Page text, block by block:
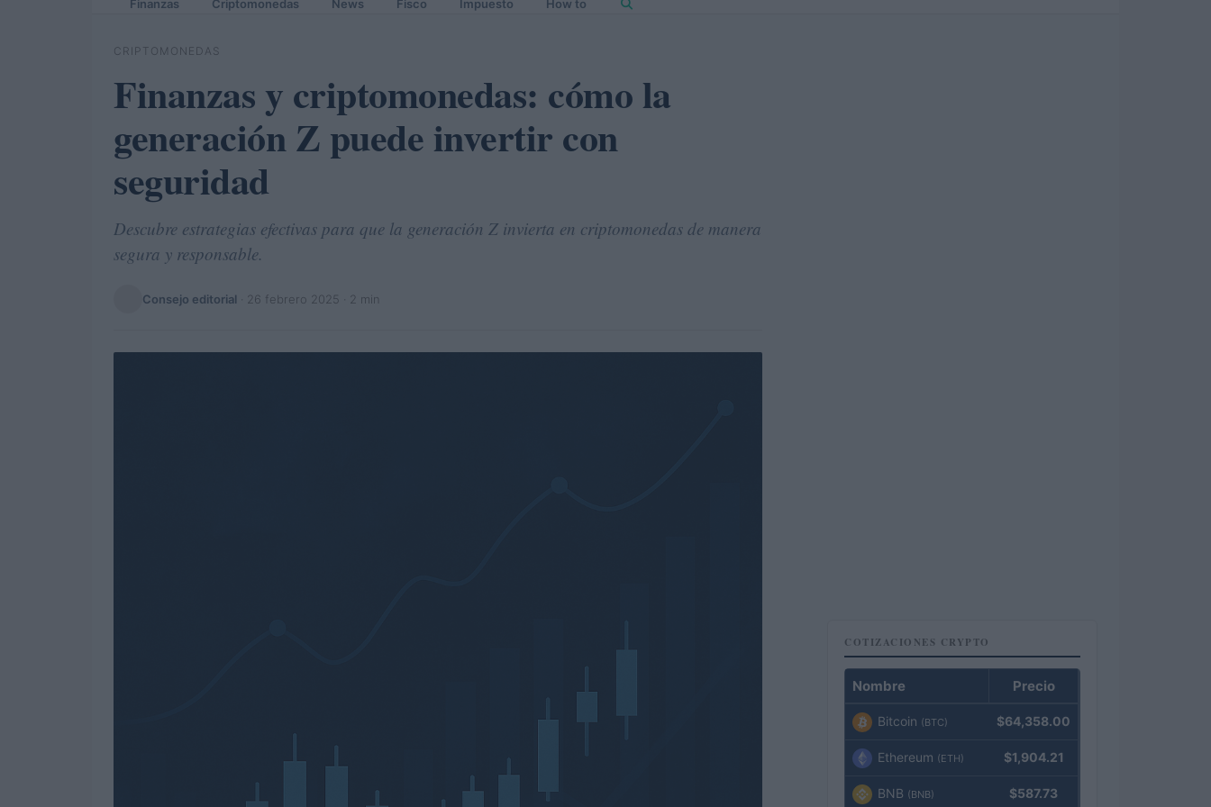
Finanzas Criptomonedas News Fisco Impuesto How to
CRIPTOMONEDAS
Finanzas y criptomonedas: cómo la
generación Z puede invertir con
seguridad
Descubre estrategias efectivas para que la generación Z invierta en criptomonedas de manera
segura y responsable.
Consejo editorial 26 febrero 2025 · 2 min
COTIZACIONES CRYPTO
Nombre Precio
Bitcoin (BTC) $64,358.00
Ethereum (ETH) $1,904.21
BNB (BNB) $587.73